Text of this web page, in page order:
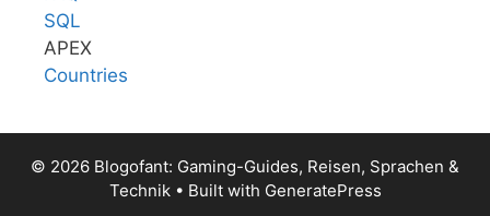
SQL
APEX
Countries
© 2026 Blogofant: Gaming-Guides, Reisen, Sprachen &
Technik• Built with GeneratePress